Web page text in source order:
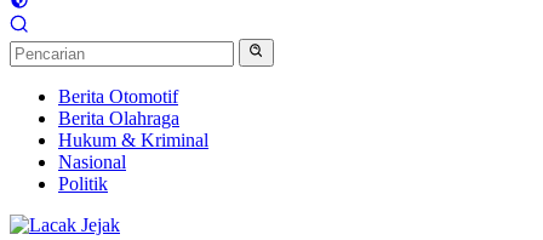
Berita Otomotif
Berita Olahraga
Hukum & Kriminal
Nasional
Politik